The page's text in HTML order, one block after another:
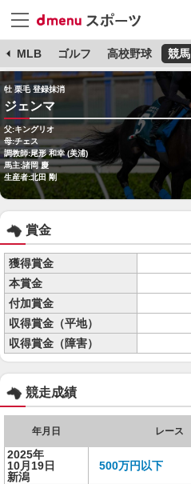
MLB ゴルフ 高校野球 競馬
牡 栗毛 登録抹消
ジェンマ
父:キングリオ
母:チェス
調教師:尾形 和幸 (美浦)
馬主:諸岡 慶
生産者:北田 剛
賞金
獲得賞金
本賞金
付加賞金
収得賞金（平地）
収得賞金（障害）
競走成績
年月日 レース
2025年
10月19日
新潟
500万円以下